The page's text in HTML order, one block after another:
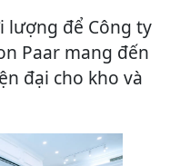
lượng để Công ty
Paar mang đến
đại cho kho và